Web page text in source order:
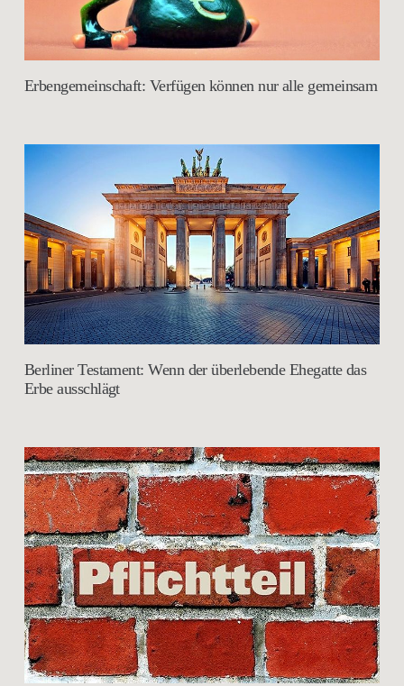
Erbengemeinschaft: Verfügen können nur alle gemeinsam
Berliner Testament: Wenn der überlebende Ehegatte das
Erbe ausschlägt